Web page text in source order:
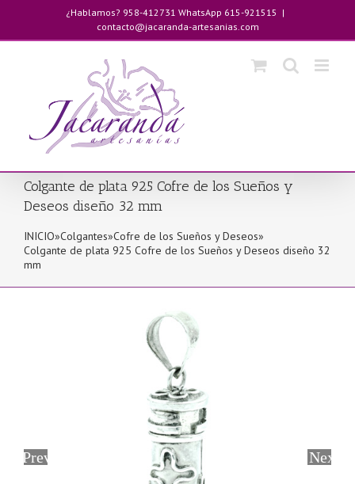
contenido
¿Hablamos? 958-412731 WhatsApp 615-921515 |
contacto@jacaranda-artesanias.com
Colgante de plata 925 Cofre de los Sueños y
Deseos diseño 32 mm
INICIO»Colgantes»Cofre de los Sueños y Deseos»
Colgante de plata 925 Cofre de los Sueños y Deseos diseño 32
mm
Previous Next